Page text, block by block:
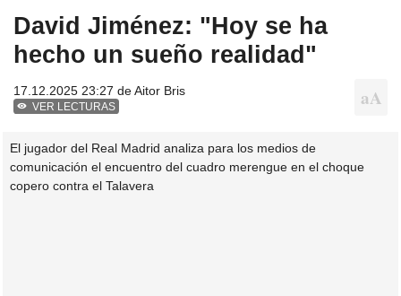
David Jiménez: "Hoy se ha
hecho un sueño realidad"
17.12.2025 23:27 deAitor Bris
VER LECTURAS
El jugador del Real Madrid analiza para los medios de
comunicación el encuentro del cuadro merengue en el choque
copero contra el Talavera